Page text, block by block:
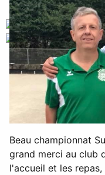
Beau championnat
grand merci au club
l'accueil et les